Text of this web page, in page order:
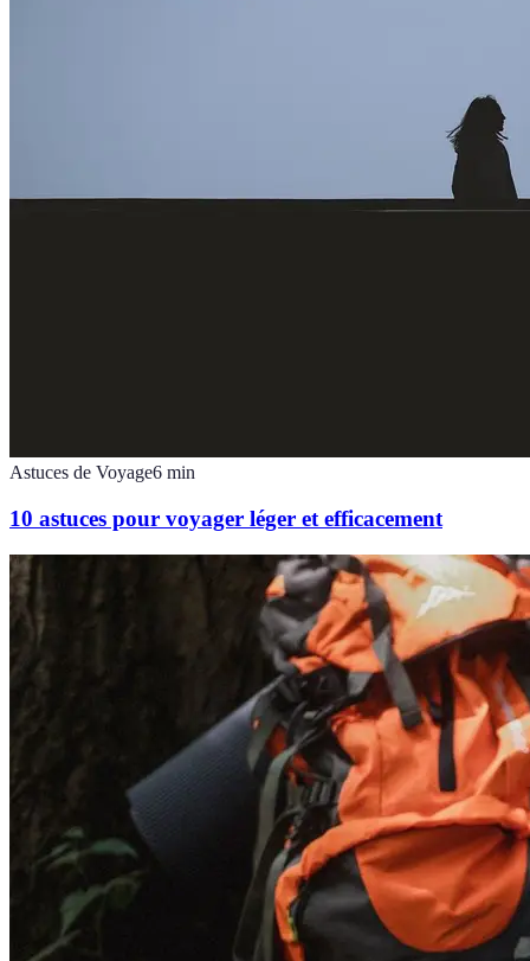
Astuces de Voyage6 min
10 astuces pour voyager léger et efficacement